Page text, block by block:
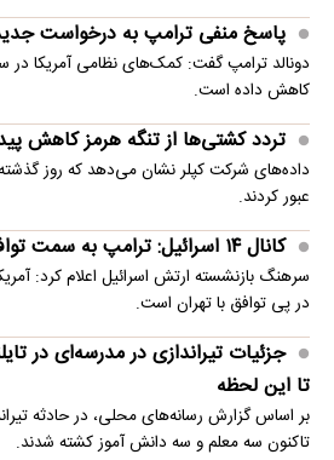
پاسخ منفی ترامپ به درخواست
دونالد ترامپ گفت: کمک‌های نظامی آمریکا در
کاهش داده است.
تردد کشتی‌ها از تنگه هرمز کاهش
داده‌های شرکت کپلر نشان می‌دهد که روز
عبور کردند.
کانال ۱۴ اسرائیل: ترامپ به سمت توافق با ایران می‌رود
سرهنگ بازنشسته ارتش اسرائیل اعلام کرد:
در پی توافق با تهران است.
تا این لحظه
بر اساس گزارش رسانه‌های محلی، در حادثه
تاکنون سه معلم و سه دانش آموز کشته شدند.